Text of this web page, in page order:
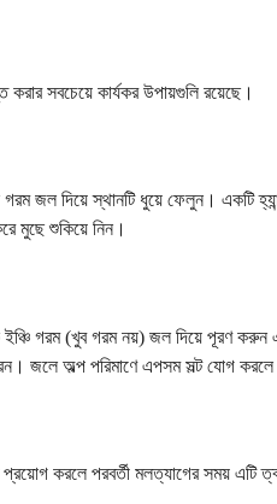
সবচেয়ে কার্যকর উপায়গুলি রয়েছে।
জল দিয়ে স্থানটি ধুয়ে ফেলুন। একটি
মুছে শুকিয়ে নিন।
গরম (খুব গরম নয়) জল দিয়ে পূরণ
জলে অল্প পরিমাণে এপসম সল্ট যোগ
করলে পরবর্তী মলত্যাগের সময়